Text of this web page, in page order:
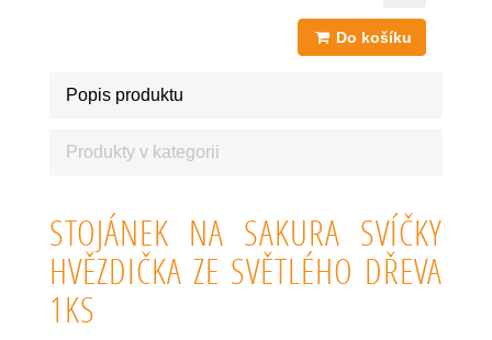
Do košíku
Popis produktu
Produkty v kategorii
STOJÁNEK NA SAKURA SVÍČKY
HVĚZDIČKA ZE SVĚTLÉHO DŘEVA
1KS